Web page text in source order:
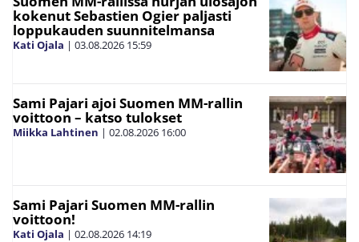
kokenut Sebastien Ogier paljasti
loppukauden suunnitelmansa
Kati Ojala | 03.08.2026 15:59
Sami Pajari ajoi Suomen MM-rallin
voittoon – katso tulokset
Miikka Lahtinen | 02.08.2026 16:00
Sami Pajari Suomen MM-rallin
voittoon!
Kati Ojala | 02.08.2026 14:19